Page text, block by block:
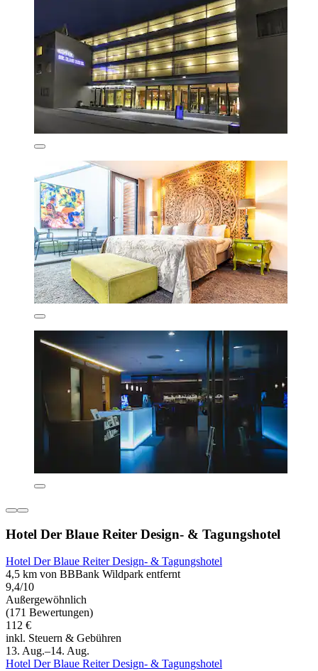
Hotel Der Blaue Reiter Design- & Tagungshotel
Hotel Der Blaue Reiter Design- & Tagungshotel
4,5 km von BBBank Wildpark entfernt
9,4/10
Außergewöhnlich
(171 Bewertungen)
112 €
inkl. Steuern & Gebühren
13. Aug.–14. Aug.
Hotel Der Blaue Reiter Design- & Tagungshotel